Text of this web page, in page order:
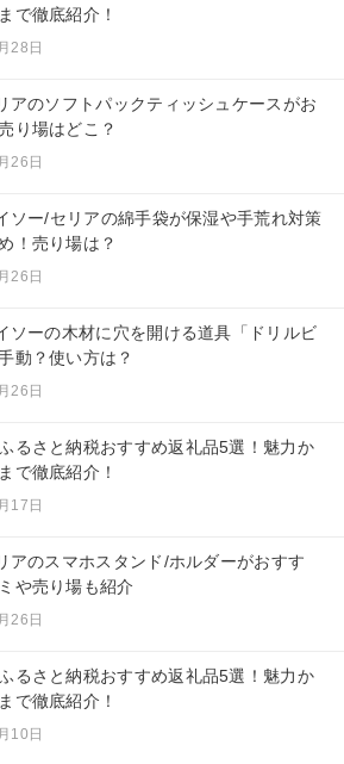
で徹底紹介！
28日
アのソフトパックティッシュケースがお
り場はどこ？
26日
ソー/セリアの綿手袋が保湿や手荒れ対策
！売り場は？
26日
ソーの木材に穴を開ける道具「ドリルビ
動？使い方は？
26日
るさと納税おすすめ返礼品5選！魅力か
で徹底紹介！
17日
アのスマホスタンド/ホルダーがおすす
や売り場も紹介
26日
るさと納税おすすめ返礼品5選！魅力か
で徹底紹介！
10日